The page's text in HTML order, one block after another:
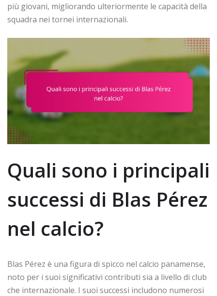
più giovani, migliorando ulteriormente le capacità della
squadra nei tornei internazionali.
Quali sono i principali
successi di Blas Pérez
nel calcio?
Blas Pérez è una figura di spicco nel calcio panamense,
noto per i suoi significativi contributi sia a livello di club
che internazionale. I suoi successi includono numerosi